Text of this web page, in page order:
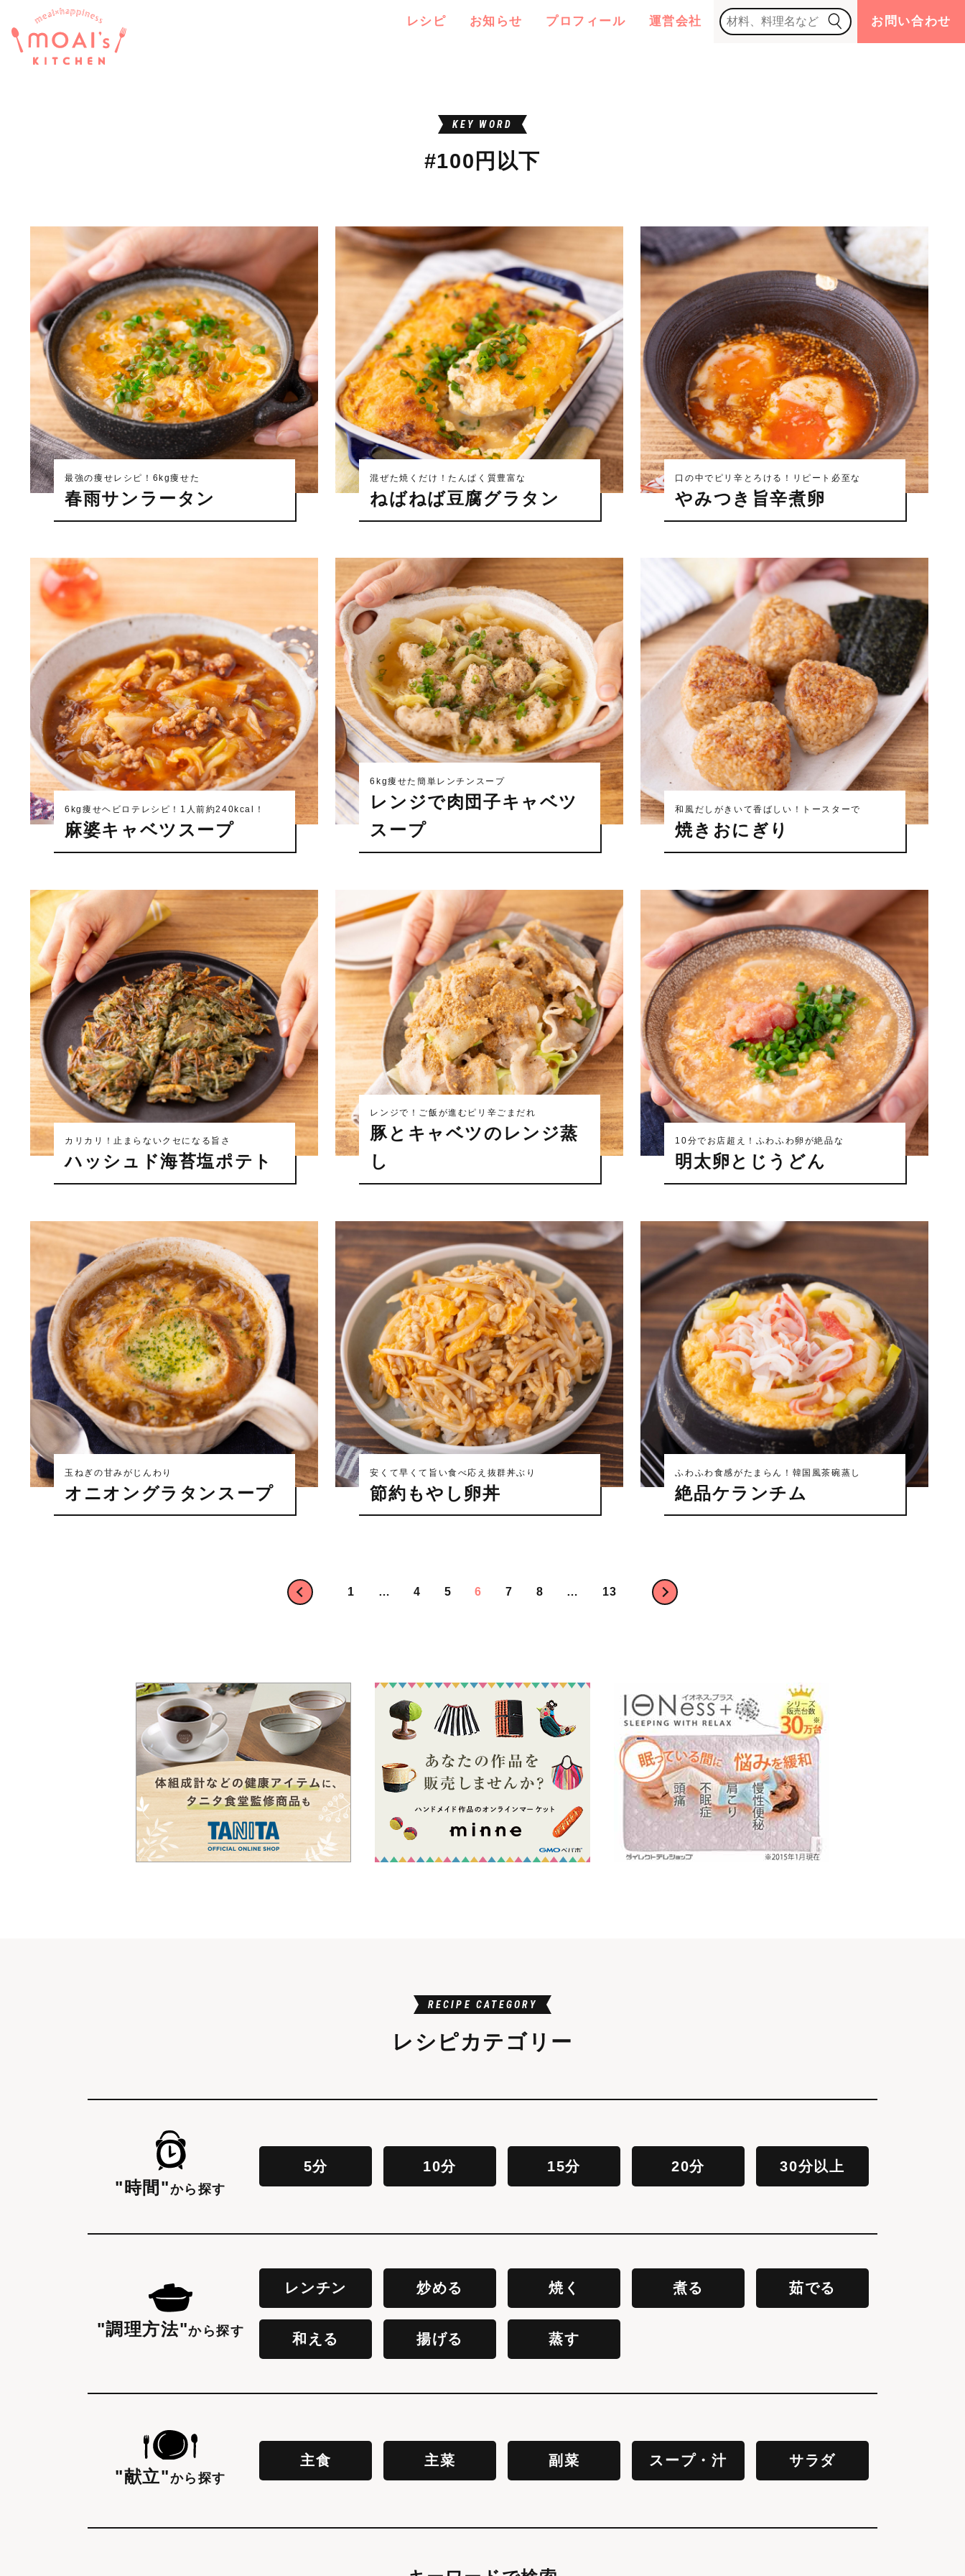
レシピ お知らせ プロフィール 運営会社 お問い合わせ
KEY WORD
#100円以下
最強の痩せレシピ！6kg痩せた
春雨サンラータン
混ぜた焼くだけ！たんぱく質豊富な
ねばねば豆腐グラタン
口の中でピリ辛とろける！リピート必至な
やみつき旨辛煮卵
6kg痩せヘビロテレシピ！1人前約240kcal！
麻婆キャベツスープ
6kg痩せた簡単レンチンスープ
レンジで肉団子キャベツ
スープ
和風だしがきいて香ばしい！トースターで
焼きおにぎり
カリカリ！止まらないクセになる旨さ
ハッシュド海苔塩ポテト
レンジで！ご飯が進むピリ辛ごまだれ
豚とキャベツのレンジ蒸
し
10分でお店超え！ふわふわ卵が絶品な
明太卵とじうどん
玉ねぎの甘みがじんわり
オニオングラタンスープ
安くて早くて旨い食べ応え抜群丼ぶり
節約もやし卵丼
ふわふわ食感がたまらん！韓国風茶碗蒸し
絶品ケランチム
1 … 4 5 6 7 8 … 13
RECIPE CATEGORY
レシピカテゴリー
"時間"から探す
5分 10分 15分 20分 30分以上
"調理方法"から探す
レンチン 炒める 焼く 煮る 茹でる
和える 揚げる 蒸す
"献立"から探す
主食 主菜 副菜 スープ・汁 サラダ